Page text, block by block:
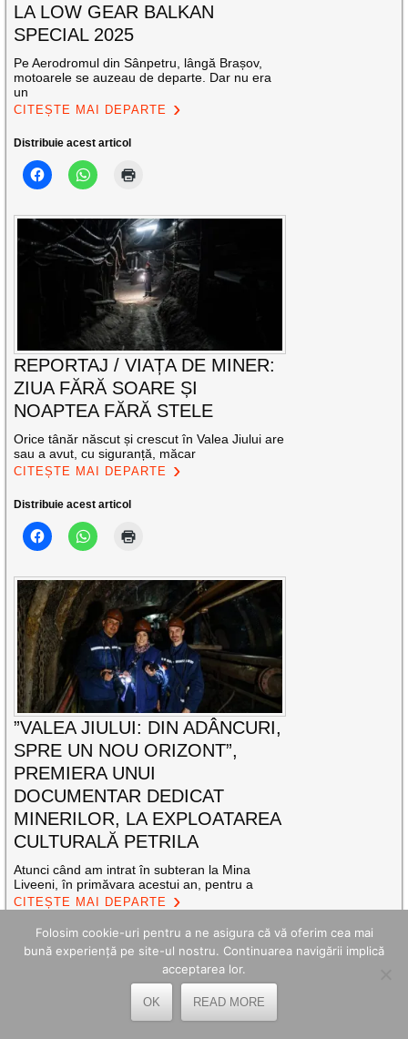
LA LOW GEAR BALKAN
SPECIAL 2025
Pe Aerodromul din Sânpetru, lângă Brașov,
motoarele se auzeau de departe. Dar nu era
un
CITEȘTE MAI DEPARTE
Distribuie acest articol
REPORTAJ / VIAȚA DE MINER:
ZIUA FĂRĂ SOARE ȘI
NOAPTEA FĂRĂ STELE
Orice tânăr născut și crescut în Valea Jiului are
sau a avut, cu siguranță, măcar
CITEȘTE MAI DEPARTE
Distribuie acest articol
”VALEA JIULUI: DIN ADÂNCURI,
SPRE UN NOU ORIZONT”,
PREMIERA UNUI
DOCUMENTAR DEDICAT
MINERILOR, LA EXPLOATAREA
CULTURALĂ PETRILA
Atunci când am intrat în subteran la Mina
Liveeni, în primăvara acestui an, pentru a
CITEȘTE MAI DEPARTE
Distribuie acest articol
Folosim cookie-uri pentru a ne asigura că vă oferim cea mai
bună experiență pe site-ul nostru. Continuarea navigării implică
acceptarea lor.
OK READ MORE